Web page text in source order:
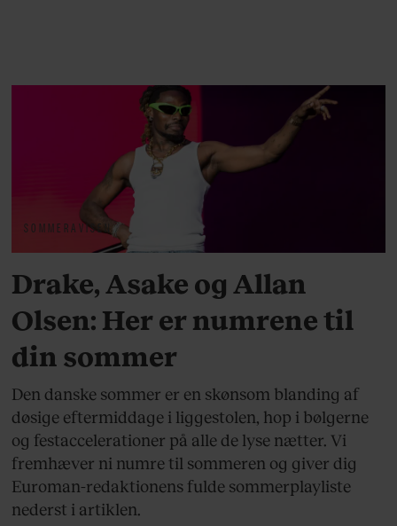
SOMMERAVISEN
Drake, Asake og Allan
Olsen: Her er numrene til
din sommer
Den danske sommer er en skønsom blanding af
døsige eftermiddage i liggestolen, hop i bølgerne
og festaccelerationer på alle de lyse nætter. Vi
fremhæver ni numre til sommeren og giver dig
Euroman-redaktionens fulde sommerplayliste
nederst i artiklen.